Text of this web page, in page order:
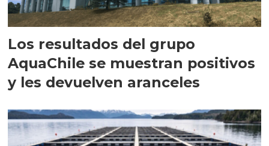
Los resultados del grupo
AquaChile se muestran positivos
y les devuelven aranceles